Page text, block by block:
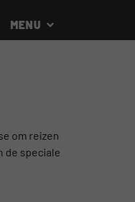
om reizen
de speciale